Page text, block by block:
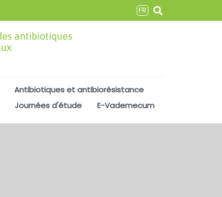
FR
antibiotiques
Antibiotiques et antibiorésistance
Journées d'étude E-Vademecum